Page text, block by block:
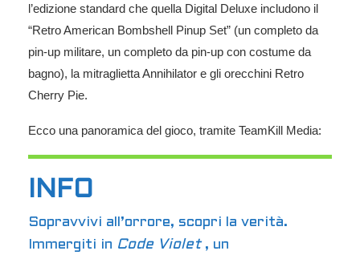
l’edizione standard che quella Digital Deluxe includono il
“Retro American Bombshell Pinup Set” (un completo da
pin-up militare, un completo da pin-up con costume da
bagno), la mitraglietta Annihilator e gli orecchini Retro
Cherry Pie.
Ecco una panoramica del gioco, tramite TeamKill Media:
INFO
Sopravvivi all’orrore, scopri la verità.
Immergiti in Code Violet, un